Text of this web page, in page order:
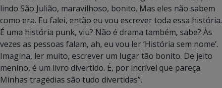
lindo São Julião, maravilhoso, bonito. Mas eles não sabem
como era. Eu falei, então eu vou escrever toda essa história.
É uma história punk, viu? Não é drama também, sabe? Às
vezes as pessoas falam, ah, eu vou ler ‘História sem nome’.
Imagina, ler muito, escrever um lugar tão bonito. De jeito
menino, é um livro divertido. É, por incrível que pareça.
Minhas tragédias são tudo divertidas”.